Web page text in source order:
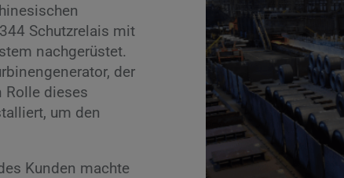
Schutzrelais mit
nachgerüstet.
der
Rolle dieses
um den
Kunden machte